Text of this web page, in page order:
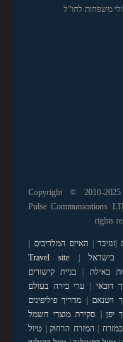
משפחות לחו"ל
Copyright © 2010-
Pulse Communications
rights
זנזיבר האיים המלדיבים
בישראל
Travel site
באילת
בניית קישורים
דובאי
ערי בירה בעולם
ויטנאם
מדריך פיליפינים
יפן
סקירת מוצרי חשמל
המזרח הרחוק| טיול